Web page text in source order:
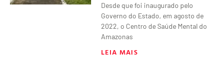
Desde que foi inaugurado pelo
Governo do Estado, em agosto de
2022, o Centro de Saúde Mental do
Amazonas
LEIA MAIS